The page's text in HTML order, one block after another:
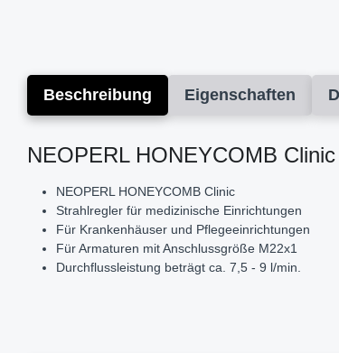
Beschreibung Eigenschaften
NEOPERL HONEYCOMB
NEOPERL HONEYCOMB Clinic
Strahlregler für medizinische Einrichtungen
Für Krankenhäuser und Pflegeeinrichtungen
Für Armaturen mit Anschlussgröße M22x1
Durchflussleistung beträgt ca. 7,5 - 9 l/min.